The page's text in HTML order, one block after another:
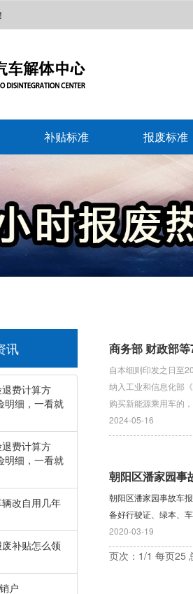
补贴标准 报废标准
讯
费计算方
明细，一看就
费计算方
明细，一看就
改自用几年
补贴怎么领
户
商务部 财政部
自本细则印发之日至
纳入工业和信息化部
购买新能源乘用车的
2024-05-16
朝阳区潘家园事
朝阳区潘家园事故车
备好行驶证、绿本、
2020-03-19
页次：1/1 每页